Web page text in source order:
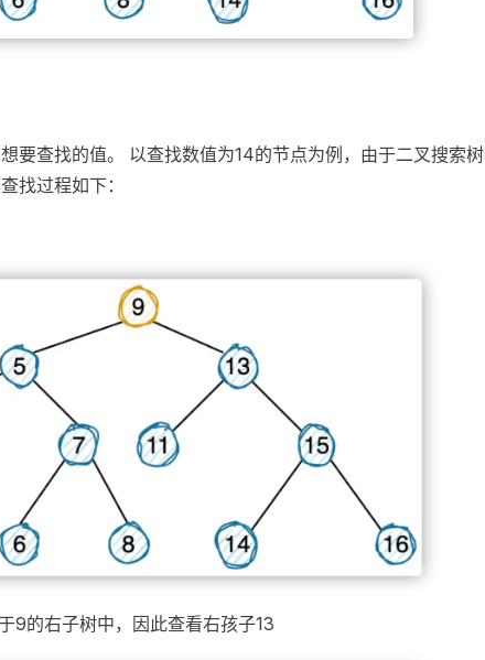
要查找的值。 以查找数值为14的节点为例，由于二叉搜索树
找过程如下：
9的右子树中，因此查看右孩子13